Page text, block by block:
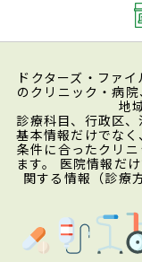
ドクターズ・ファ
のクリニック・病
地
診療科目、行政区
基本情報だけでな
条件に合ったクリ
ます。 医院情報だ
関する情報（診療